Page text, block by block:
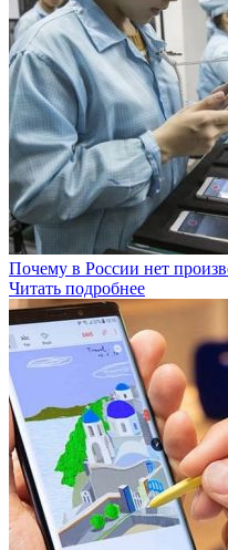
Почему в России нет
Читать подробнее